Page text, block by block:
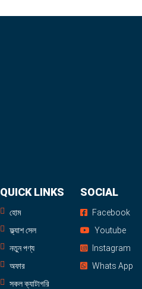
QUICK LINKS
হোম
ফ্ল্যাশ সেল
নতুন পণ্য
অফার
সকল ক্যাটাগরি
SOCIAL
Facebook
Youtube
Instagram
Whats App